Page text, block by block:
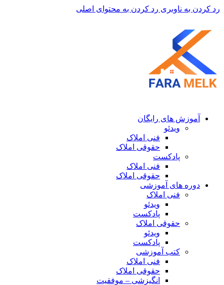
رد کردن به ناوبری رد کردن به محتوای اصلی
آموزش های رایگان
ویدئو
فنی املاک
حقوقی املاک
پادکست
فنی املاک
حقوقی املاک
دوره های آموزشی
فنی املاک
ویدئو
پادکست
حقوقی املاک
ویدئو
پادکست
کتب آموزشی
فنی املاک
حقوقی املاک
انگیزشی – موفقیت